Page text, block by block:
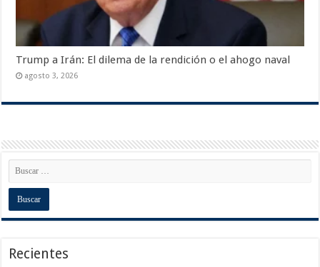
Trump a Irán: El dilema de la rendición o el ahogo naval
agosto 3, 2026
Recientes